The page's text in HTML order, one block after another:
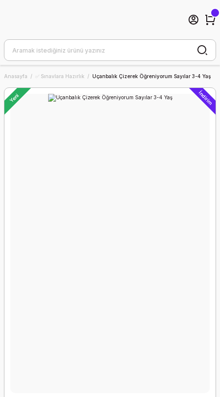
Anasayfa ✅ Sınavlara Hazırlık Uçanbalık Çizerek Öğreniyorum Sayılar 3-4 Yaş
Yeni İndirim